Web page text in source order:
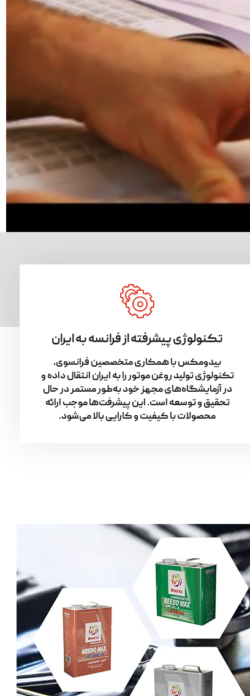
تکنولوژی پیشرفته از فرانسه به ایران
بیدومکس با همکاری متخصصین فرانسوی،
تکنولوژی تولید روغن موتور را به ایران انتقال داده و
در آزمایشگاه‌های مجهز خود به‌طور مستمر در حال
تحقیق و توسعه است. این پیشرفت‌ها موجب ارائه
محصولات با کیفیت و کارایی بالا می‌شود.